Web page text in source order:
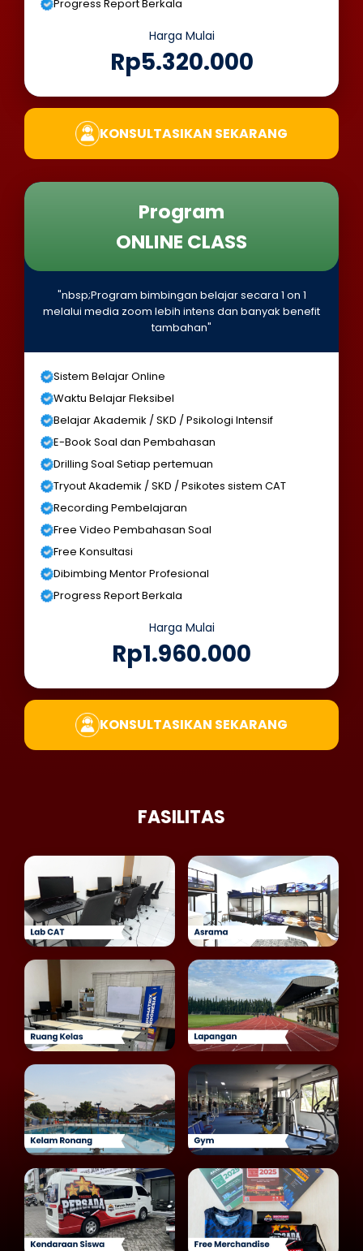
Progress Report Berkala
Harga Mulai
Rp5.320.000
KONSULTASIKAN SEKARANG
Program
ONLINE CLASS
"nbsp;Program bimbingan belajar secara 1 on 1
melalui media zoom lebih intens dan banyak benefit
tambahan"
Sistem Belajar Online
Waktu Belajar Fleksibel
Belajar Akademik / SKD / Psikologi Intensif
E-Book Soal dan Pembahasan
Drilling Soal Setiap pertemuan
Tryout Akademik / SKD / Psikotes sistem CAT
Recording Pembelajaran
Free Video Pembahasan Soal
Free Konsultasi
Dibimbing Mentor Profesional
Progress Report Berkala
Harga Mulai
Rp1.960.000
KONSULTASIKAN SEKARANG
FASILITAS